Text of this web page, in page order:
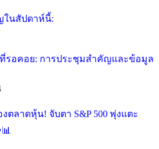
ในสัปดาห์นี้:
รอคอย: การประชุมสำคัญและ
ตลาดหุ้น! จับตา S&P 500 พุ่งแตะ